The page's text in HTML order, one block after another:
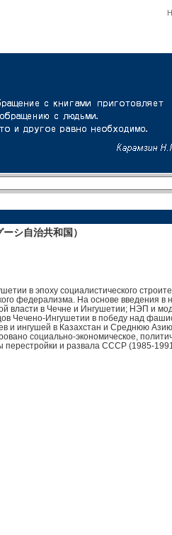
シ自治共和国）
в эпоху социалистического
федерализма. На основе введения в
власти в Чечне и Ингушетии; НЭП и
Чечено-Ингушетии в победу над
и ингушей в Казахстан и Среднюю
социально-экономическое,
перестройки и развала СССР (1985-1991